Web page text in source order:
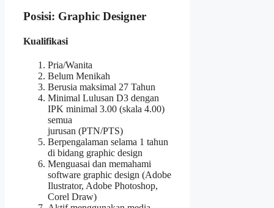
Posisi: Graphic Designer
Kualifikasi
Pria/Wanita
Belum Menikah
Berusia maksimal 27 Tahun
Minimal Lulusan D3 dengan
IPK minimal 3.00 (skala 4.00)
semua
jurusan (PTN/PTS)
Berpengalaman selama 1 tahun
di bidang graphic design
Menguasai dan memahami
software graphic design (Adobe
Ilustrator, Adobe Photoshop,
Corel Draw)